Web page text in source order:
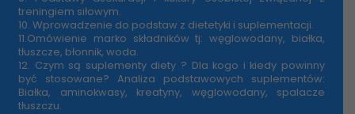
treningiem siłowym.
10. Wprowadzenie do podstaw z dietetyki i suplementacji.
11.Omówienie marko składników tj: węglowodany, białka,
tłuszcze, błonnik, woda.
12. Czym są suplementy diety ? Dla kogo i kiedy powinny
być stosowane? Analiza podstawowych suplementów:
Białka, aminokwasy, kreatyny, węglowodany, spalacze
tłuszczu.